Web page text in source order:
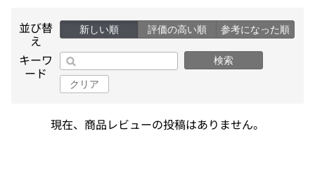
並び替
え
新しい順 評価の高い順 参考になった順
キーワ
ード
検索
クリア
現在、商品レビューの投稿はありません。